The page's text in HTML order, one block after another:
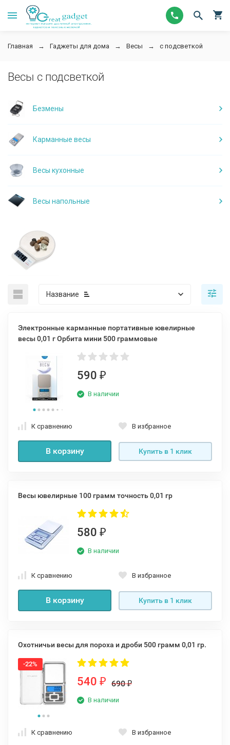
Главная Гаджеты для дома Весы с подсветкой
Весы с подсветкой
Безмены
Карманные весы
Весы кухонные
Весы напольные
Название
Электронные карманные портативные ювелирные
весы 0,01 г Орбита мини 500 граммовые
590 ₽
В наличии
К сравнению В избранное
В корзину Купить в 1 клик
Весы ювелирные 100 грамм точность 0,01 гр
580 ₽
В наличии
К сравнению В избранное
В корзину Купить в 1 клик
Охотничьи весы для пороха и дроби 500 грамм 0,01 гр.
-22%
540 ₽ 690₽
В наличии
К сравнению В избранное